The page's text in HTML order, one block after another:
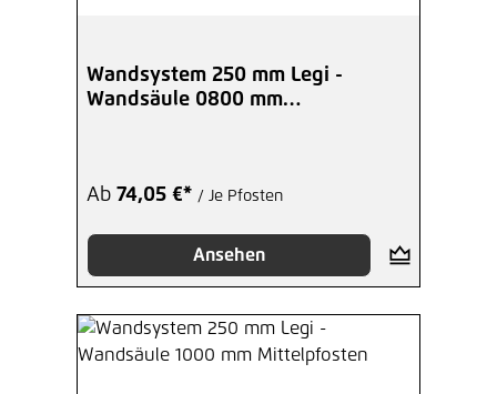
Wandsystem 250 mm Legi -
Wandsäule 0800 mm
Ab 74,05 €* / Je Pfosten
Ansehen